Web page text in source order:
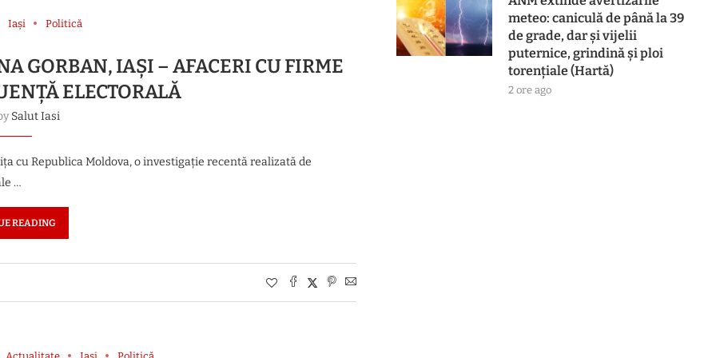
Iași Politică
GORBAN, IAȘI – AFACERI CU FIRME
ELECTORALĂ
Salut Iasi
cu Republica Moldova, o investigație recentă realizată de
…
READING
meteo: caniculă de până la 39
de grade, dar și vijelii
puternice, grindină și ploi
torențiale (Hartă)
2 ore ago